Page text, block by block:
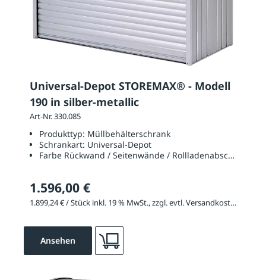
Universal-Depot STOREMAX® - Modell
190 in silber-metallic
Art-Nr. 330.085
Produkttyp: Müllbehälterschrank
Schrankart: Universal-Depot
Farbe Rückwand / Seitenwände /
1.596,00 €
1.899,24 € / Stück inkl. 19 % MwSt., zzgl. evtl. Versandkosten
Ansehen